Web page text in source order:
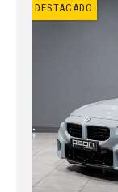
DESTACADO